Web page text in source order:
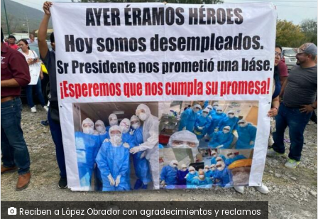
Reciben a López Obrador con agradecimientos y reclamos